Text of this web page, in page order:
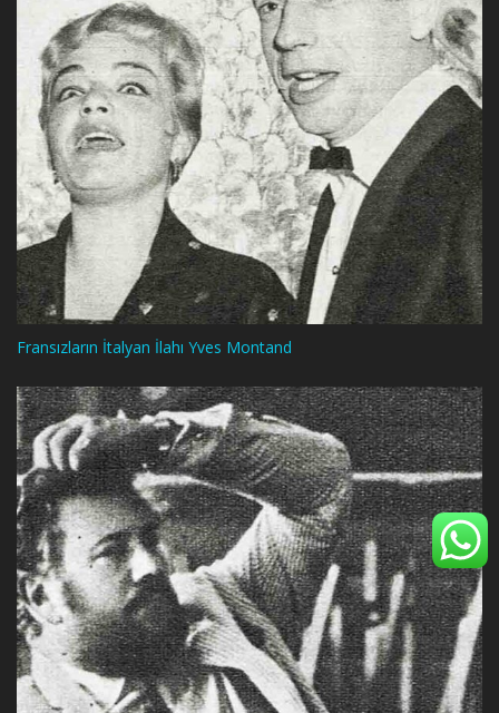
Fransızların İtalyan İlahı Yves Montand